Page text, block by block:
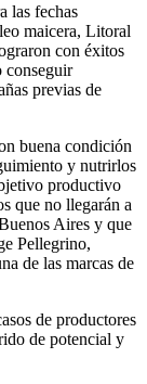
las fechas
maicera, Litoral
con éxitos
conseguir
previas de
buena condición
y nutrirlos
productivo
que no llegarán a
Aires y que
Pellegrino,
de las marcas de
de productores
de potencial y